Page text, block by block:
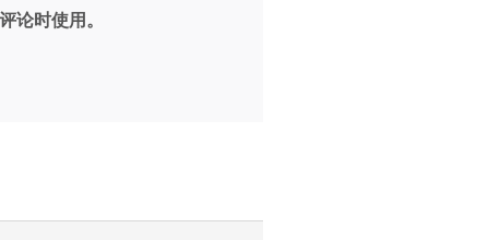
论时使用。